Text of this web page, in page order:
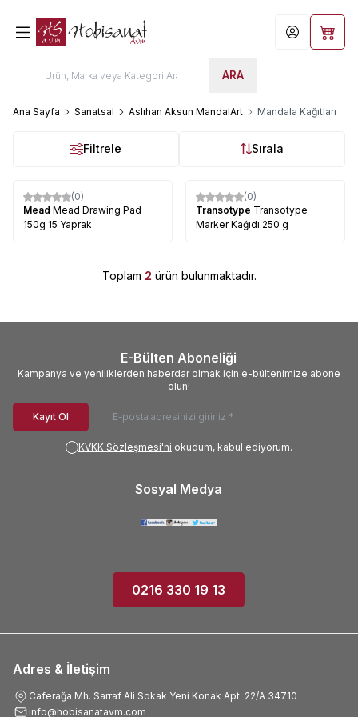
ARA
Hesabım
Ana Sayfa Sanatsal Aslıhan Aksun MandalArt Mandala Kağıtları
Filtrele Sırala
(0)
Mead Mead Drawing Pad
150g 15 Yaprak
(0)
Transotype Transotype
Marker Kağıdı 250 g
Toplam 2 ürün bulunmaktadır.
E-Bülten Aboneliği
Kampanya ve yeniliklerden haberdar olmak için e-bültenimize abone
olun!
Kayıt Ol
KVKK Sözleşmesi'ni okudum, kabul ediyorum.
Sosyal Medya
0216 330 19 13
Adres & İletişim
Caferağa Mh. Sarraf Ali Sokak Yeni Konak Apt. 22/A 34710
info@hobisanatavm.com